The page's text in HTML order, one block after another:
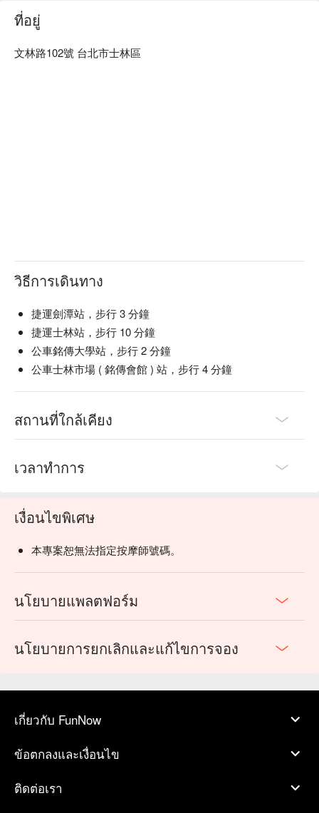
ที่อยู่
文林路102號 台北市士林區
วิธีการเดินทาง
捷運劍潭站，步行 3 分鐘
捷運士林站，步行 10 分鐘
公車銘傳大學站，步行 2 分鐘
公車士林市場 ( 銘傳會館 ) 站，步行 4 分鐘
สถานที่ใกล้เคียง
เวลาทำการ
เงื่อนไขพิเศษ
本專案恕無法指定按摩師號碼。
นโยบายแพลตฟอร์ม
นโยบายการยกเลิกและแก้ไขการจอง
เกี่ยวกับ FunNow
ข้อตกลงและเงื่อนไข
ติดต่อเรา